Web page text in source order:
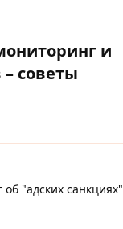
и
советы
"адских санкциях"